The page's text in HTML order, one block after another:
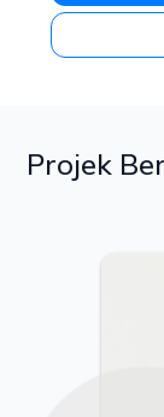
Projek